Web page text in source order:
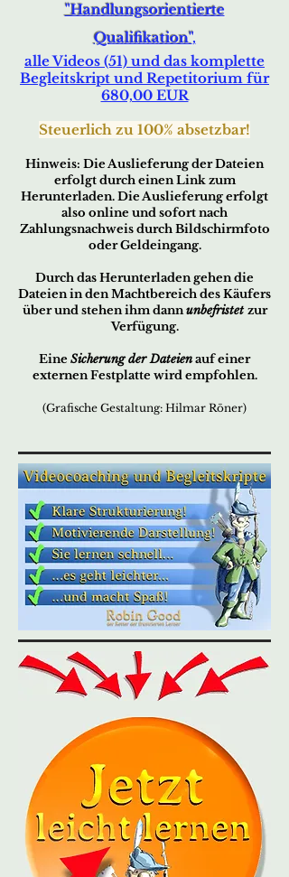
"Handlungsorientierte
Qualifikation",
alle Videos (51) und das komplette
Begleitskript und Repetitorium für
680,00 EUR
Steuerlich zu 100% absetzbar!
Hinweis: Die Auslieferung der Dateien
erfolgt durch einen Link zum
Herunterladen. Die Auslieferung erfolgt
also online und sofort nach
Zahlungsnachweis durch Bildschirmfoto
oder Geldeingang.
Durch das Herunterladen gehen die
Dateien in den Machtbereich des Käufers
über und stehen ihm dannunbefristetzur
Verfügung.
Eine Sicherung der Dateienauf einer
externen Festplatte wird empfohlen.
(Grafische Gestaltung: Hilmar Röner)